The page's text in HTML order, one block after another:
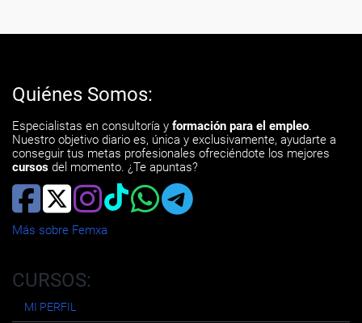
Quiénes Somos:
Especialistas en consultoría y formación para el empleo.
Nuestro objetivo diario es, única y exclusivamente, ayudarte a
conseguir tus metas profesionales ofreciéndote los mejores
cursos del momento. ¿Te apuntas?
Más sobre Femxa
CURSOS:
MI PERFIL